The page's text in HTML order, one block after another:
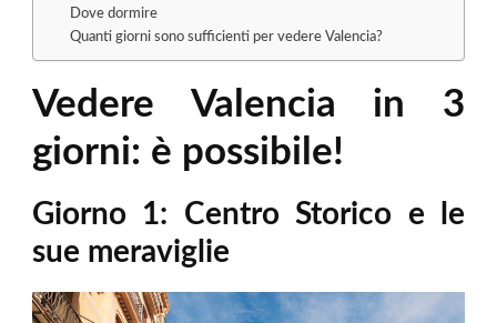
Dove dormire
Quanti giorni sono sufficienti per vedere Valencia?
Vedere Valencia in 3
giorni: è possibile!
Giorno 1: Centro Storico e le
sue meraviglie